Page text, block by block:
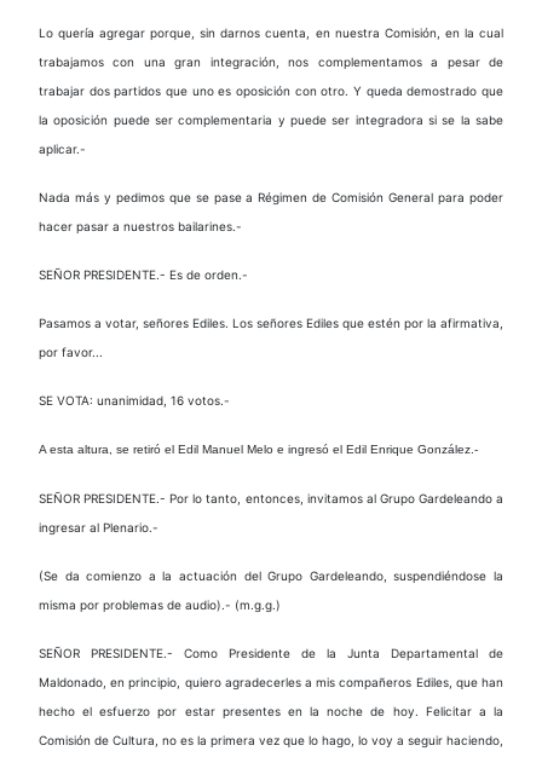
Lo quería agregar porque, sin darnos cuenta, en nuestra Comisión, en la cual
trabajamos con una gran integración, nos complementamos a pesar de
trabajar dos partidos que uno es oposición con otro. Y queda demostrado que
la oposición puede ser complementaria y puede ser integradora si se la sabe
aplicar.-
Nada más y pedimos que se pase a Régimen de Comisión General para poder
hacer pasar a nuestros bailarines.-
SEÑOR PRESIDENTE.- Es de orden.-
Pasamos a votar, señores Ediles. Los señores Ediles que estén por la afirmativa,
por favor...
SE VOTA: unanimidad, 16 votos.-
A esta altura, se retiró el Edil Manuel Melo e ingresó el Edil Enrique González.-
SEÑOR PRESIDENTE.- Por lo tanto, entonces, invitamos al Grupo Gardeleando a
ingresar al Plenario.-
(Se da comienzo a la actuación del Grupo Gardeleando, suspendiéndose la
misma por problemas de audio).- (m.g.g.)
SEÑOR PRESIDENTE.- Como Presidente de la Junta Departamental de
Maldonado, en principio, quiero agradecerles a mis compañeros Ediles, que han
hecho el esfuerzo por estar presentes en la noche de hoy. Felicitar a la
Comisión de Cultura, no es la primera vez que lo hago, lo voy a seguir haciendo,